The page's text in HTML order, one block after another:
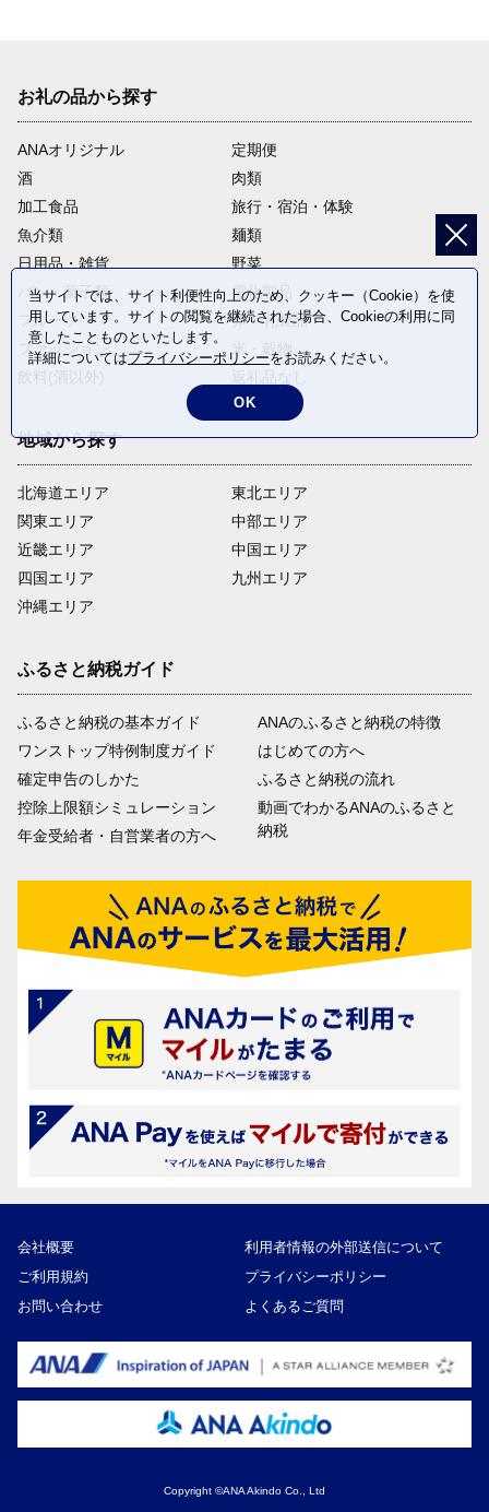
お礼の品から探す
ANAオリジナル
定期便
酒
肉類
加工食品
旅行・宿泊・体験
魚介類
麺類
日用品・雑貨
野菜
パン・菓子類
電化製品
フルーツ
卵・乳製品
ファッション
米・穀物
地域から探す
北海道エリア
関東エリア
近畿エリア
四国エリア
沖縄エリア
東北エリア
中部エリア
中国エリア
九州エリア
ふるさと納税ガイド
ふるさと納税の基本ガイド
ワンストップ特例制度ガイド
確定申告のしかた
控除上限額シミュレーション
年金受給者・自営業者の方へ
ANAのふるさと納税の特徴
はじめての方へ
ふるさと納税の流れ
動画でわかるANAのふるさと
納税
会社概要
利用者情報の外部送信について
ご利用規約
プライバシーポリシー
お問い合わせ
よくあるご質問
Copyright ©ANA Akindo Co., Ltd
当サイトでは、サイト利便性向上のため、クッキー（Cookie）を使
用しています。サイトの閲覧を継続された場合、Cookieの利用に同
意したことものといたします。
詳細についてはプライバシーポリシーをお読みください。
OK